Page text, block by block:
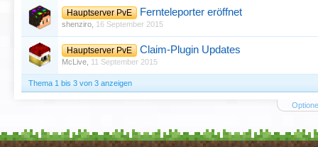
Hauptserver PvE Fernteleporter eröffnet
shenziro 16 September 2015
Hauptserver PvE Claim-Plugin Updates
McLive 11 September 2015
Thema 1 bis 3 von 3 anzeigen